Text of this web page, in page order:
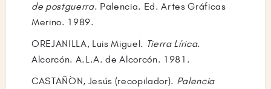
de postguerra. Palencia. Ed. Artes Gráficas
Merino. 1989.
OREJANILLA, Luis Miguel. Tierra Lírica.
Alcorcón. A.L.A. de Alcorcón. 1981.
CASTAÑÓN, Jesús (recopilador). Palencia